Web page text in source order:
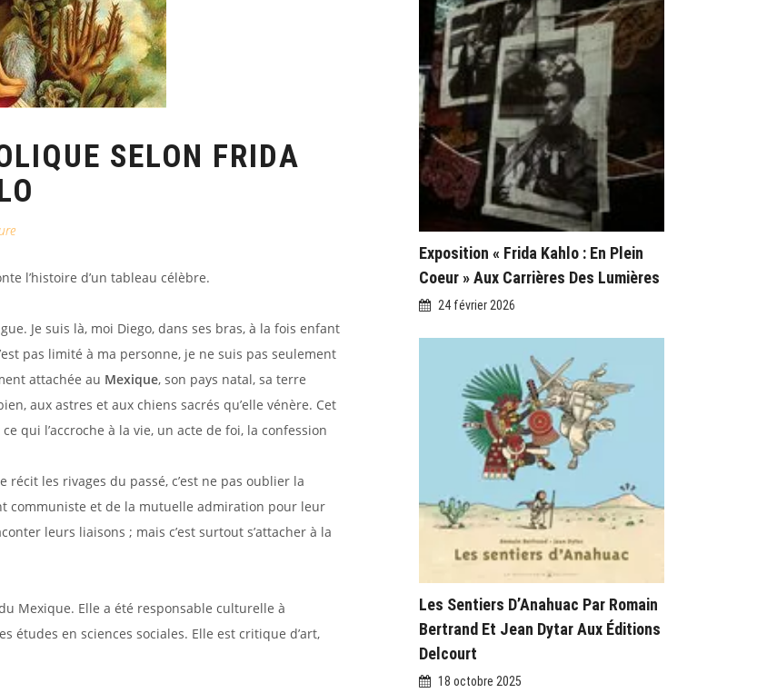
SELON FRIDA
l’histoire d’un tableau célèbre.
Je suis là, moi Diego, dans ses bras, à la fois enfant
pas limité à ma personne, je ne suis pas seulement
attachée au Mexique, son pays natal, sa terre
aux astres et aux chiens sacrés qu’elle vénère. Cet
qui l’accroche à la vie, un acte de foi, la confession
récit les rivages du passé, c’est ne pas oublier la
communiste et de la mutuelle admiration pour leur
leurs liaisons ; mais c’est surtout s’attacher à la
Mexique. Elle a été responsable culturelle à
études en sciences sociales. Elle est critique d’art,
Exposition « Frida Kahlo : En Plein
Coeur » Aux Carrières Des Lumières
24 février 2026
Les Sentiers D’Anahuac Par Romain
Bertrand Et Jean Dytar Aux Éditions
Delcourt
18 octobre 2025